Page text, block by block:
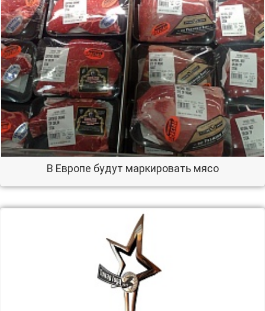
В Европе будут маркировать мясо